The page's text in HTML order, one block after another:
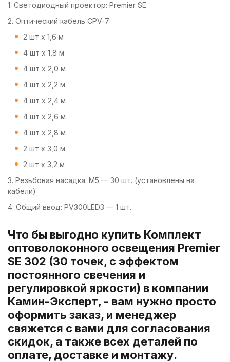
1. Светодиодный проектор: Premier SE
2. Оптический кабель CPV-7:
2 шт х 1,6 м
4 шт х 1,8 м
4 шт х 2,0 м
4 шт х 2,2 м
4 шт х 2,4 м
4 шт х 2,6 м
4 шт х 2,8 м
2 шт х 3,0 м
2 шт х 3,2 м
3. Резьбовая насадка: M5 — 30 шт. (установлены на
кабели)
4. Общий ввод: PV300LED3 — 1 шт.
Что бы выгодно купить Комплект
оптоволоконного освещения Premier
SE 302 (30 точек, с эффектом
постоянного свечения и
регулировкой яркости) в компании
Камин-Эксперт, - вам нужно просто
оформить заказ, и менеджер
свяжется с вами для согласования
скидок, а также всех деталей по
оплате, доставке и монтажу.